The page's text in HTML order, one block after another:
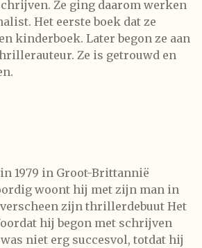
Ze ging daarom werken
Het eerste boek dat ze
kinderboek. Later begon ze aan
Ze is getrouwd en
1979 in Groot-Brittannië
woont hij met zijn man in
verscheen zijn thrillerdebuut Het
hij begon met schrijven
niet erg succesvol, totdat hij